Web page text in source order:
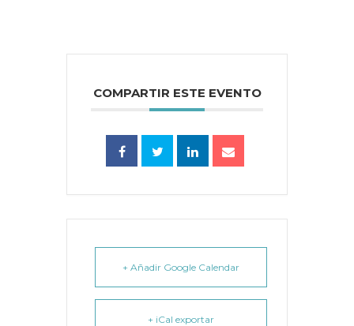
COMPARTIR ESTE EVENTO
+ Añadir Google Calendar
+ iCal exportar